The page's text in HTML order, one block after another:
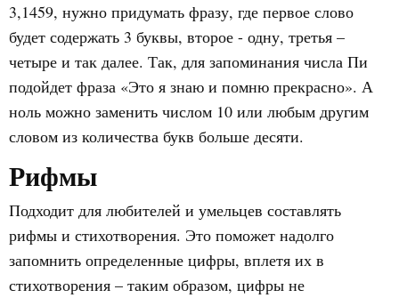
3,1459, нужно придумать фразу, где первое слово
будет содержать 3 буквы, второе - одну, третья –
четыре и так далее. Так, для запоминания числа Пи
подойдет фраза «Это я знаю и помню прекрасно». А
ноль можно заменить числом 10 или любым другим
словом из количества букв больше десяти.
Рифмы
Подходит для любителей и умельцев составлять
рифмы и стихотворения. Это поможет надолго
запомнить определенные цифры, вплетя их в
стихотворения – таким образом, цифры не